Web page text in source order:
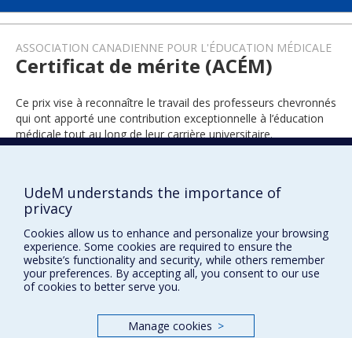
ASSOCIATION CANADIENNE POUR L'ÉDUCATION MÉDICALE
Certificat de mérite (ACÉM)
Ce prix vise à reconnaître le travail des professeurs chevronnés
qui ont apporté une contribution exceptionnelle à l’éducation
médicale tout au long de leur carrière universitaire.
2006
Prix et distinctions
UdeM understands the importance of
privacy
Cookies allow us to enhance and personalize your browsing
experience. Some cookies are required to ensure the
website’s functionality and security, while others remember
your preferences. By accepting all, you consent to our use
of cookies to better serve you.
Manage cookies >